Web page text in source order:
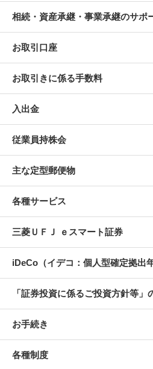
相続・資産承継・事業承継のサポ
お取引口座
お取引きに係る手数料
入出金
従業員持株会
主な定型郵便物
各種サービス
三菱ＵＦＪ ｅスマート証券
iDeCo（イデコ：個人型確定拠出年
「証券投資に係るご投資方針等」
お手続き
各種制度